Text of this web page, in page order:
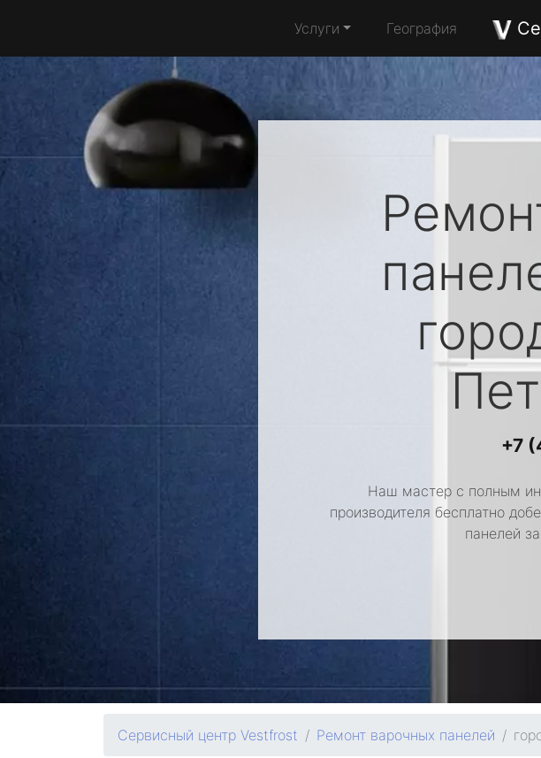
Услуги География
+7
Наш мастер с полным
производителя бесплатно
панелей
Сервисный центр Vestfrost Ремонт варочных панелей